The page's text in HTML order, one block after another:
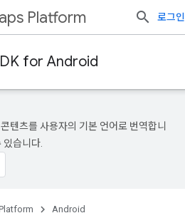
Platform 로그인
for Android
텐츠를 사용자의 기본 언어로 번역합니
습니다.
Android